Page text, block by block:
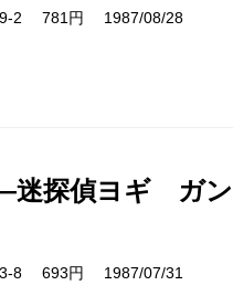
2 781円 1987/08/28
迷探偵ヨギ ガ
8 693円 1987/07/31